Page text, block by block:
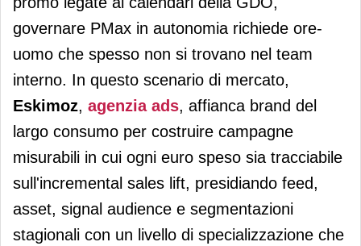
governare PMax in autonomia richiede ore-
uomo che spesso non si trovano nel team
interno. In questo scenario di mercato,
Eskimoz, agenzia ads, affianca brand del
largo consumo per costruire campagne
misurabili in cui ogni euro speso sia tracciabile
sull'incremental sales lift, presidiando feed,
asset, signal audience e segmentazioni
stagionali con un livello di specializzazione che